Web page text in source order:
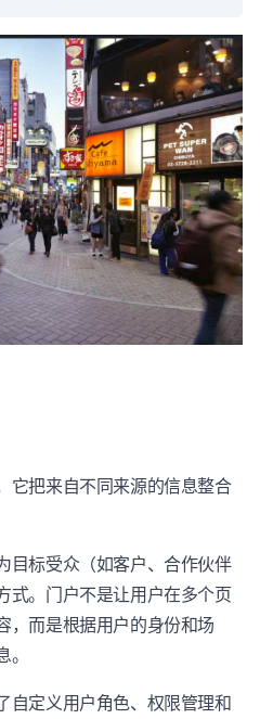
它把来自不同来源的信息整合
目标受众（如客户、合作伙伴
式。门户不是让用户在多个页
，而是根据用户的身份和场
自定义用户角色、权限管理和